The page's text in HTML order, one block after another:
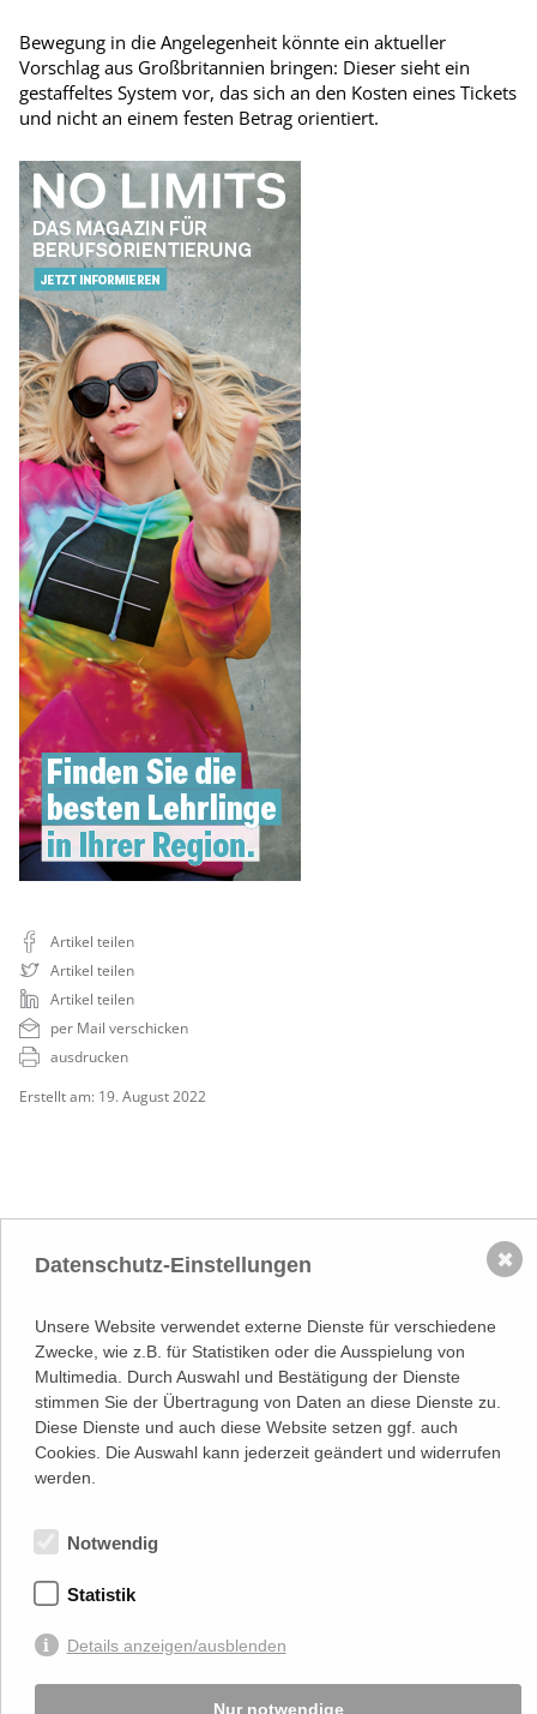
Bewegung in die Angelegenheit könnte ein aktueller
Vorschlag aus Großbritannien bringen: Dieser sieht ein
gestaffeltes System vor, das sich an den Kosten eines Tickets
und nicht an einem festen Betrag orientiert.
Artikel teilen
Artikel teilen
Artikel teilen
per Mail verschicken
ausdrucken
Erstellt am: 19. August 2022
Wirtschaftsverlag GmbH
Adresse
Lassallestraße 7a, Unit 5, Top 101-
1
1020 Wien
(
Google Maps)
Kontakt
Stets up-to-date:
Datenschutz-Einstellungen
Unsere Website verwendet externe Dienste für verschiedene
Zwecke, wie z.B. für Statistiken oder die Ausspielung von
Multimedia. Durch Auswahl und Bestätigung der Dienste
stimmen Sie der Übertragung von Daten an diese Dienste zu.
Diese Dienste und auch diese Website setzen ggf. auch
Cookies. Die Auswahl kann jederzeit geändert und widerrufen
werden.
Notwendig
Statistik
Details anzeigen/ausblenden
Nur notwendige
✖